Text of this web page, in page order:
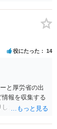
務所ごとにま
20万円くらいが
役にたった 14
と厚労省の出
報を収集する
した被害届ある